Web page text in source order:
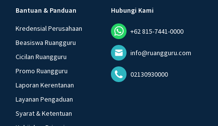
Bantuan & Panduan
Kredensial Perusahaan
Beasiswa Ruangguru
Cicilan Ruangguru
Promo Ruangguru
Laporan Kerentanan
Layanan Pengaduan
Syarat & Ketentuan
Hubungi Kami
+62 815-7441-0000
info@ruangguru.com
02130930000